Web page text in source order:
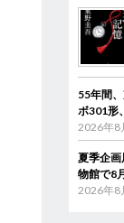
55年間
ボ301形
2026年8
夏季企
物館で8
2026年8